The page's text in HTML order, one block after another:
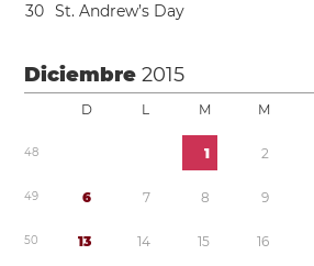
30 St. Andrew’s Day
Diciembre2015
D L M M
48 1 2
49 6 7 8 9
50 13 14 15 16